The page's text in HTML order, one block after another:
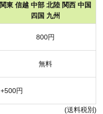
関東 信越 中部 北陸 関西 中国
四国 九州
800円
無料
+500円
(送料税別)